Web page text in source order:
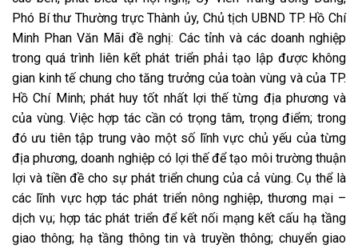
Phó Bí thư Thường trực Thành ủy, Chủ tịch UBND TP. Hồ Chí
Minh Phan Văn Mãi đề nghị: Các tỉnh và các doanh nghiệp
trong quá trình liên kết phát triển phải tạo lập được không
gian kinh tế chung cho tăng trưởng của toàn vùng và của TP.
Hồ Chí Minh; phát huy tốt nhất lợi thế từng địa phương và
của vùng. Việc hợp tác cần có trọng tâm, trọng điểm; trong
đó ưu tiên tập trung vào một số lĩnh vực chủ yếu của từng
địa phương, doanh nghiệp có lợi thế để tạo môi trường thuận
lợi và tiền đề cho sự phát triển chung của cả vùng. Cụ thể là
các lĩnh vực hợp tác phát triển nông nghiệp, thương mại –
dịch vụ; hợp tác phát triển để kết nối mạng kết cấu hạ tầng
giao thông; hạ tầng thông tin và truyền thông; chuyển giao